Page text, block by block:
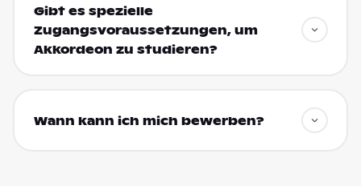
Gibt es spezielle
Zugangsvoraussetzungen, um
Akkordeon zu studieren?
Wann kann ich mich bewerben?